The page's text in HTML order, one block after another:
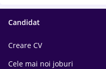
Candidat
Creare CV
Cele mai noi joburi